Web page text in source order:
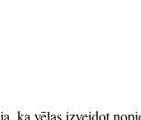
ka vēlas izveidot